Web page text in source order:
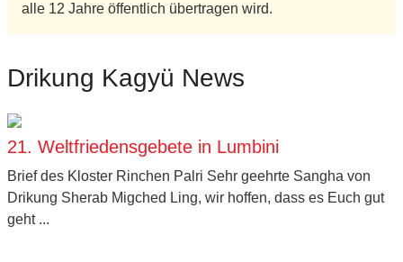
alle 12 Jahre öffentlich übertragen wird.
Drikung Kagyü News
21. Weltfriedensgebete in Lumbini
Brief des Kloster Rinchen Palri Sehr geehrte Sangha von
Drikung Sherab Migched Ling, wir hoffen, dass es Euch gut
geht ...